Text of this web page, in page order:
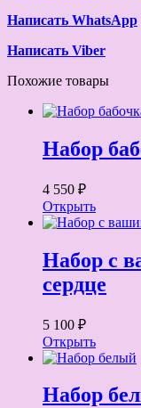
Написать WhatsApp
Написать Viber
Похожие товары
Набор
4 550 ₽
Открыть
Набор с
сердце
5 100 ₽
Открыть
Набор